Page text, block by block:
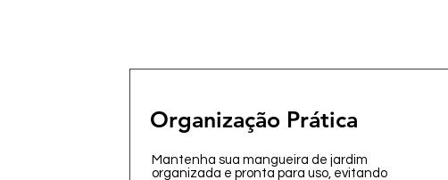
Organização Prática
Mantenha sua mangueira de jardim
organizada e pronta para uso, evitando